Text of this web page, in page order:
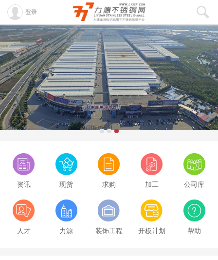
登录
资讯 现货 求购 加工 公司库
人才 力源 装饰工程 开板计划 帮助
酒钢430/2B 8100